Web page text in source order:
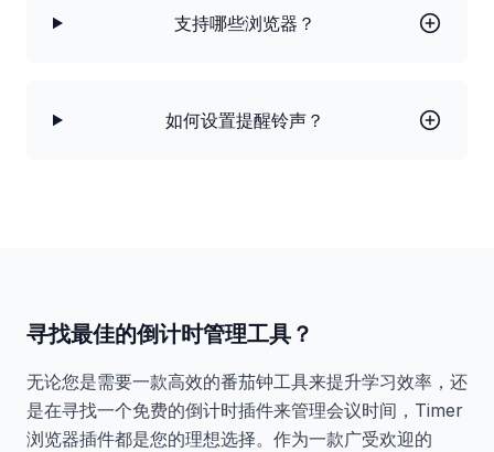
支持哪些浏览器？
如何设置提醒铃声？
寻找最佳的倒计时管理工具？
无论您是需要一款高效的番茄钟工具来提升学习效率，还
是在寻找一个免费的倒计时插件来管理会议时间，Timer
浏览器插件都是您的理想选择。作为一款广受欢迎的